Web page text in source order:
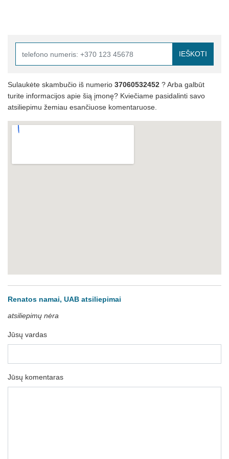
IEŠKOTI
Sulaukėte skambučio iš numerio 37060532452 ? Arba galbūt
turite informacijos apie šią įmonę? Kviečiame pasidalinti savo
atsiliepimu žemiau esančiuose komentaruose.
Renatos namai, UAB atsiliepimai
atsiliepimų nėra
Jūsų vardas
Jūsų komentaras